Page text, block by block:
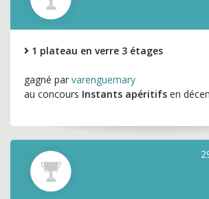
1 plateau en verre 3 étages
gagné par varenguemary
au concours Instants apéritifs en